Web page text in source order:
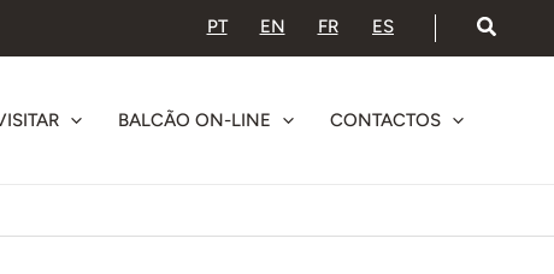
PT EN FR ES
BALCÃO ON-LINE CONTACTOS